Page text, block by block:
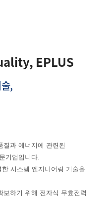
EPLUS
,
질과 에너지에 관련된
기업입니다.
시스템 엔지니어링 기술을
하기 위해 전자식 무효전력